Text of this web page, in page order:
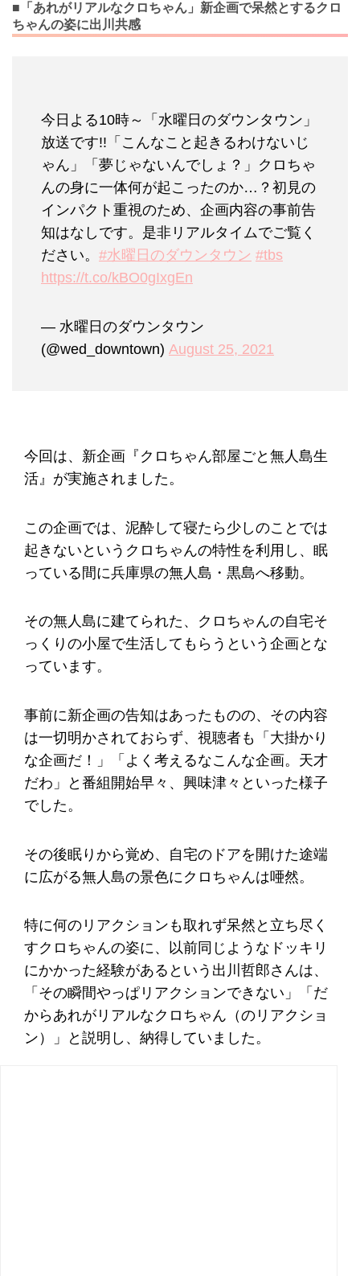
■「あれがリアルなクロちゃん」新企画で呆然とするクロ
ちゃんの姿に出川共感
今日よる10時～「水曜日のダウンタウン」
放送です!!「こんなこと起きるわけないじ
ゃん」「夢じゃないんでしょ？」クロちゃ
んの身に一体何が起こったのか…？初見の
インパクト重視のため、企画内容の事前告
知はなしです。是非リアルタイムでご覧く
ださい。 #水曜日のダウンタウン #tbs
https://t.co/kBO0gIxgEn
— 水曜日のダウンタウン
(@wed_downtown) August 25, 2021
今回は、新企画『クロちゃん部屋ごと無人島生
活』が実施されました。
この企画では、泥酔して寝たら少しのことでは
起きないというクロちゃんの特性を利用し、眠
っている間に兵庫県の無人島・黒島へ移動。
その無人島に建てられた、クロちゃんの自宅そ
っくりの小屋で生活してもらうという企画とな
っています。
事前に新企画の告知はあったものの、その内容
は一切明かされておらず、視聴者も「大掛かり
な企画だ！」「よく考えるなこんな企画。天才
だわ」と番組開始早々、興味津々といった様子
でした。
その後眠りから覚め、自宅のドアを開けた途端
に広がる無人島の景色にクロちゃんは唖然。
特に何のリアクションも取れず呆然と立ち尽く
すクロちゃんの姿に、以前同じようなドッキリ
にかかった経験があるという出川哲郎さんは、
「その瞬間やっぱリアクションできない」「だ
からあれがリアルなクロちゃん（のリアクショ
ン）」と説明し、納得していました。